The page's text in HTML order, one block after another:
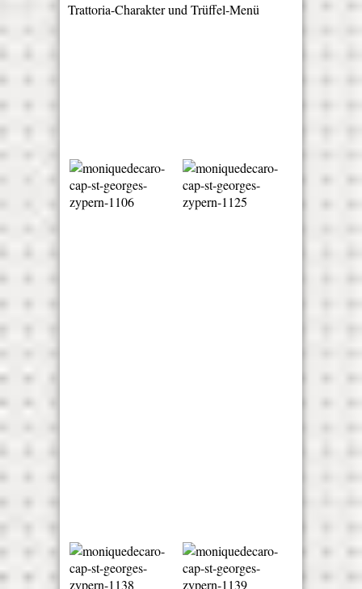
Trattoria-Charakter und Trüffel-Menü